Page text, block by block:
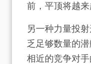
前，平顶将越来
另一种力量投
乏足够数量的
相近的竞争对手